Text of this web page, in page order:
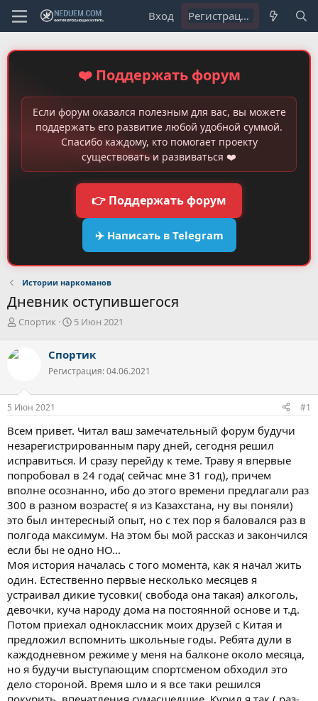
Вход Регистрация
❤️ Поддержать форум
Если форум оказался полезным для вас, вы можете
поддержать его развитие любой удобной суммой.
Спасибо каждому, кто помогает проекту
существовать и развиваться ❤️
👉 Поддержать форум
✈️ Написать в Telegram
Истории наркоманов
Дневник оступившегося
А
о
е
м
Спортик
Д
а
н
ч
а
5 Июн 2021
Спортик
Регистрация: 04.06.2021
5 Июн 2021 #1
Всем привет. Читал ваш замечательный форум будучи
незарегистрированным пару дней, сегодня решил
исправиться. И сразу перейду к теме. Траву я впервые
попробовал в 24 года( сейчас мне 31 год), причем
вполне осознанно, ибо до этого времени предлагали раз
300 в разном возрасте( я из Казахстана, ну вы поняли)
это был интересный опыт, но с тех пор я баловался раз в
полгода максимум. На этом бы мой рассказ и закончился
если бы не одно НО...
Моя история началась с того момента, как я начал жить
один. Естественно первые несколько месяцев я
устраивал дикие тусовки( свобода она такая) алкоголь,
девочки, куча народу дома на постоянной основе и т.д.
Потом приехал одноклассник моих друзей с Китая и
предложил вспомнить школьные годы. Ребята дули в
каждодневном режиме у меня на балконе около месяца,
но я будучи выступающим спортсменом обходил это
дело стороной. Время шло и я все таки решился